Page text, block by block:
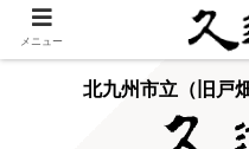
北九州市立（旧戸
メニュー